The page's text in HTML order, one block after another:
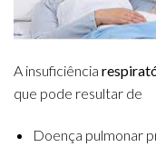
A insuficiência
que pode resultar de
Doença pulmonar